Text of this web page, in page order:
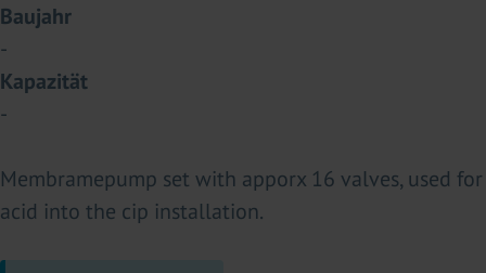
Baujahr
-
Kapazität
-
Membramepump set with apporx 16 valves, used for
acid into the cip installation.